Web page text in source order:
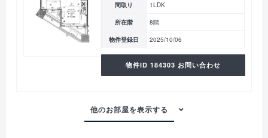
間取り 1LDK
所在階 8階
物件登録日 2025/10/06
物件ID 184303 お問い合わせ